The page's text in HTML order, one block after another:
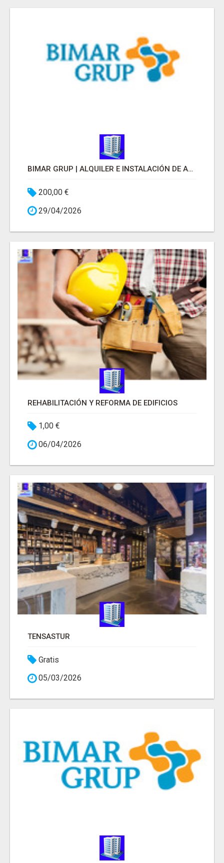
BIMAR GRUP | ALQUILER E INSTALACIÓN DE ANDAMIOS EN BARCELONA
200,00 €
29/04/2026
REHABILITACIÓN Y REFORMA DE EDIFICIOS
1,00 €
06/04/2026
TENSASTUR
Gratis
05/03/2026